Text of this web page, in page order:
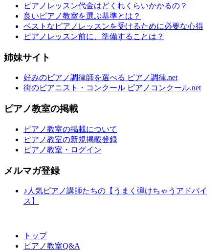
ピアノレッスン代金はどくれくらいかかるの？
良いピアノ教室を選ぶ基準とは？
ベストなピアノレッスンを受けるために必要な心得
ピアノレッスン前に、準備することは？
姉妹サイト
好みのピアノ調律師を選べる ピアノ調律.net
街のピアニスト・コンクール ピアノコンクール.net
ピアノ教室の掲載
ピアノ教室の掲載について
ピアノ教室の新規掲載登録
ピアノ教室・ログイン
メルマガ登録
♪人気ピアノ講師たちの【うまく弾けちゃうアドバイ
ス】
トップ
ピアノ教室Q&A